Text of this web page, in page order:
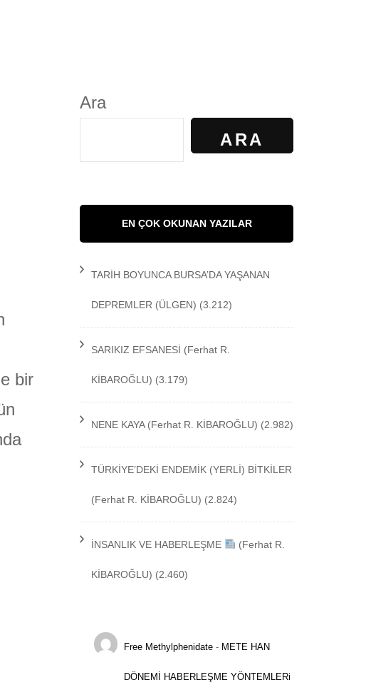
Ferhat R. KİBAROĞLU
SANAT
SAĞLIK
SOSYOLOJİ
bir
Ara
ARA
EN ÇOK OKUNAN YAZILAR
TARİH BOYUNCA BURSA’DA YAŞANAN
DEPREMLER (ÜLGEN) (3.212)
SARIKIZ EFSANESİ (Ferhat R.
KİBAROĞLU) (3.179)
NENE KAYA (Ferhat R. KİBAROĞLU) (2.982)
TÜRKİYE’DEKİ ENDEMİK (YERLİ) BİTKİLER
(Ferhat R. KİBAROĞLU) (2.824)
İNSANLIK VE HABERLEŞME (Ferhat R.
KİBAROĞLU) (2.460)
Free Methylphenidate - METE HAN
DÖNEMİ HABERLEŞME YÖNTEMLERi